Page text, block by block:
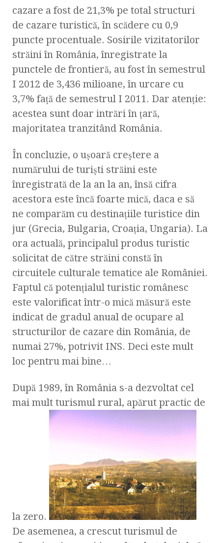
cazare a fost de 21,3% pe total structuri
de cazare turistică, în scădere cu 0,9
puncte procentuale. Sosirile vizitatorilor
străini în România, înregistrate la
punctele de frontieră, au fost în semestrul
I 2012 de 3,436 milioane, în urcare cu
3,7% faţă de semestrul I 2011. Dar atenţie:
acestea sunt doar intrări în ţară,
majoritatea tranzitând România.
În concluzie, o uşoară creştere a
numărului de turişti străini este
înregistrată de la an la an, însă cifra
acestora este încă foarte mică, daca e să
ne comparăm cu destinaţiile turistice din
jur (Grecia, Bulgaria, Croaţia, Ungaria). La
ora actuală, principalul produs turistic
solicitat de către străini constă în
circuitele culturale tematice ale României.
Faptul că potenţialul turistic românesc
este valorificat într-o mică măsură este
indicat de gradul anual de ocupare al
structurilor de cazare din România, de
numai 27%, potrivit INS. Deci este mult
loc pentru mai bine…
După 1989, în România s-a dezvoltat cel
mai mult turismul rural, apărut practic de
la zero.
De asemenea, a crescut turismul de